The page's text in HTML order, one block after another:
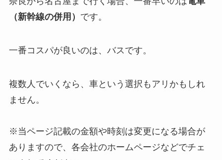
（新幹線の併用） です。
一番コスパが良いのは、バスです。
複数人でいくなら、車という選択もアリかもしれ
ません。
※当ページ記載の金額や時刻は変更になる場合が
ありますので、各会社のホームページなどでチェ